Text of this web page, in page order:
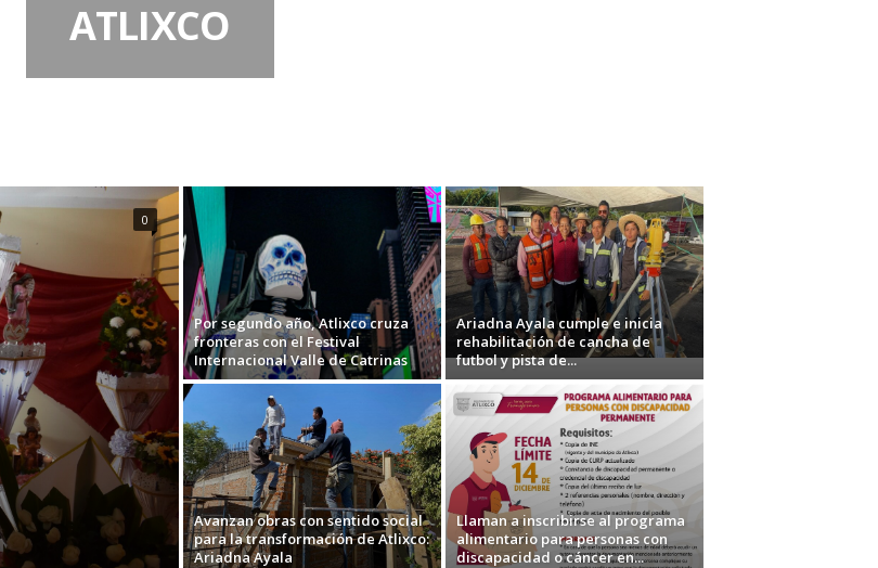
ATLIXCO
0
Por segundo año, Atlixco cruza
fronteras con el Festival
Internacional Valle de Catrinas
Ariadna Ayala cumple e inicia
rehabilitación de cancha de
futbol y pista de...
Avanzan obras con sentido social
para la transformación de Atlixco:
Ariadna Ayala
Llaman a inscribirse al programa
alimentario para personas con
discapacidad o cáncer en...